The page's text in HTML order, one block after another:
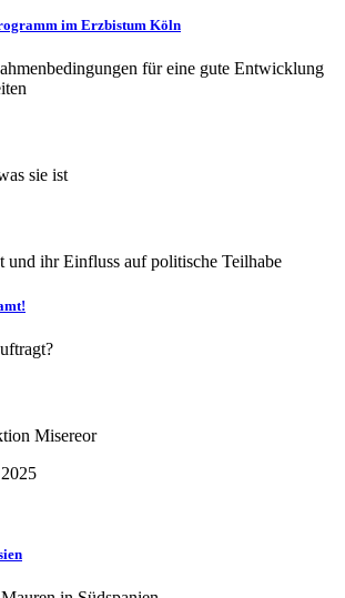
im Erzbistum Köln
für eine gute Entwicklung
sie ist
ihr Einfluss auf politische Teilhabe
Misereor